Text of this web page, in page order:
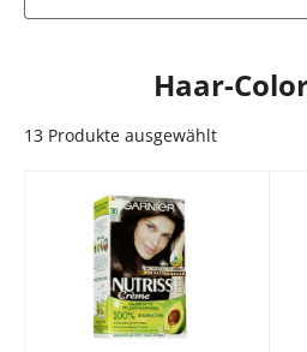
Haar-
13 Produkte ausgewählt